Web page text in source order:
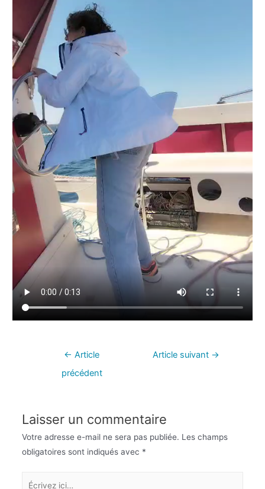
← Article
précédent
Article suivant →
Laisser un commentaire
Votre adresse e-mail ne sera pas publiée. Les champs
obligatoires sont indiqués avec *